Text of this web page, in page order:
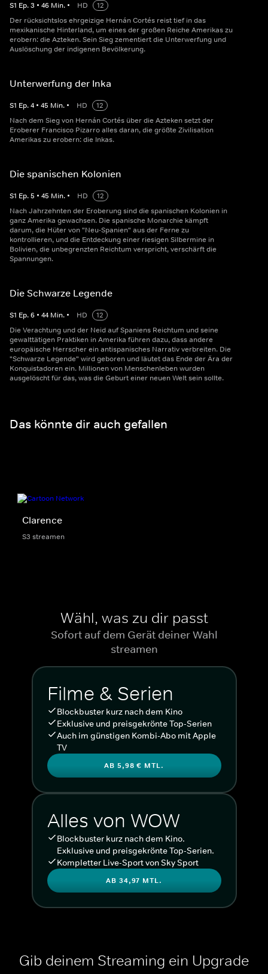
S1 Ep.3 • 46 Min. • HD
12
Der rücksichtslos ehrgeizige Hernán Cortés reist tief in das
mexikanische Hinterland, um eines der großen Reiche Amerikas zu
erobern: die Azteken. Sein Sieg zementiert die Unterwerfung und
Auslöschung der indigenen Bevölkerung.
Unterwerfung der Inka
S1 Ep.4 • 45 Min. • HD
12
Nach dem Sieg von Hernán Cortés über die Azteken setzt der
Eroberer Francisco Pizarro alles daran, die größte Zivilisation
Amerikas zu erobern: die Inkas.
Die spanischen Kolonien
S1 Ep.5 • 45 Min. • HD
12
Nach Jahrzehnten der Eroberung sind die spanischen Kolonien in
ganz Amerika gewachsen. Die spanische Monarchie kämpft
darum, die Hüter von "Neu-Spanien" aus der Ferne zu
kontrollieren, und die Entdeckung einer riesigen Silbermine in
Bolivien, die unbegrenzten Reichtum verspricht, verschärft die
Spannungen.
Die Schwarze Legende
S1 Ep.6 • 44 Min. • HD
12
Die Verachtung und der Neid auf Spaniens Reichtum und seine
gewalttätigen Praktiken in Amerika führen dazu, dass andere
europäische Herrscher ein antispanisches Narrativ verbreiten. Die
"Schwarze Legende" wird geboren und läutet das Ende der Ära der
Konquistadoren ein. Millionen von Menschenleben wurden
ausgelöscht für das, was die Geburt einer neuen Welt sein sollte.
Das könnte dir auch gefallen
Clarence
S3 streamen
Wähl, was zu dir passt
Sofort auf dem Gerät deiner Wahl
streamen
Filme & Serien
Blockbuster kurz nach dem Kino
Exklusive und preisgekrönte Top-Serien
Auch im günstigen Kombi-Abo mit Apple
TV
AB 5,98 € MTL.
Alles von WOW
Blockbuster kurz nach dem Kino.
Exklusive und preisgekrönte Top-Serien.
Kompletter Live-Sport von Sky Sport
AB 34,97 MTL.
Gib deinem Streaming ein Upgrade